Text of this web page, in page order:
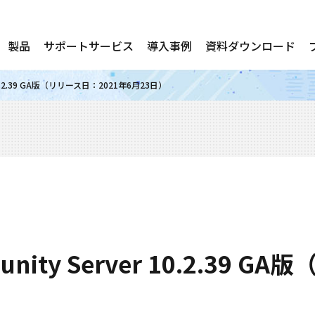
製品 サポートサービス 導入事例 資料ダウンロード
GA版（リリース日：2021年6月23日）
Server 10.2.39 GA版